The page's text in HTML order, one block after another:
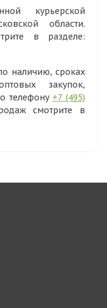
курьерской
области.
в разделе:
наличию, сроках
закупок,
телефону +7 (495)
смотрите в